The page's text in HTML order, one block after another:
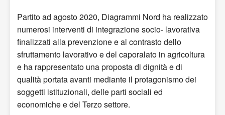
Partito ad agosto 2020, Diagrammi Nord ha realizzato
numerosi interventi di integrazione socio- lavorativa
finalizzati alla prevenzione e al contrasto dello
sfruttamento lavorativo e del caporalato in agricoltura
e ha rappresentato una proposta di dignità e di
qualità portata avanti mediante il protagonismo dei
soggetti istituzionali, delle parti sociali ed
economiche e del Terzo settore.